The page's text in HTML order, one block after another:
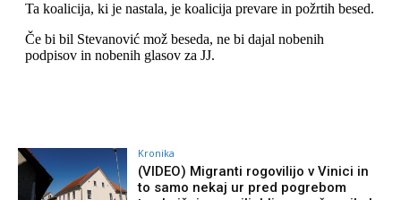
Kronika
(VIDEO) Migranti rogovilijo v Vinici in
to samo nekaj ur pred pogrebom